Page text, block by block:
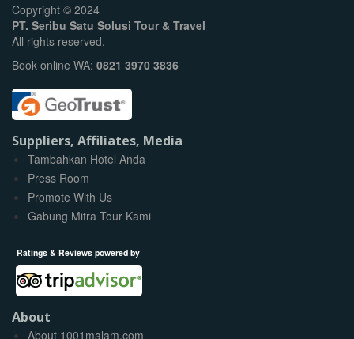
Copyright © 2024
PT. Seribu Satu Solusi Tour & Travel
All rights reserved.
Book online WA: 0821 3970 3836
Suppliers, Affiliates, Media
Tambahkan Hotel Anda
Press Room
Promote With Us
Gabung Mitra Tour Kami
Ratings & Reviews powered by
About
About 1001malam.com